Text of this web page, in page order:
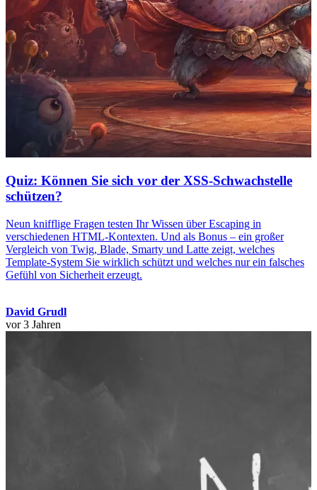
Quiz: Können Sie sich vor der XSS-Schwachstelle
schützen?
Neun knifflige Fragen testen Ihr Wissen über Escaping in
verschiedenen HTML-Kontexten. Und als Bonus – ein großer
Vergleich von Twig, Blade, Smarty und Latte zeigt, welches
Template-System Sie wirklich schützt und welches nur ein falsches
Gefühl von Sicherheit erzeugt.
David Grudl
vor 3 Jahren